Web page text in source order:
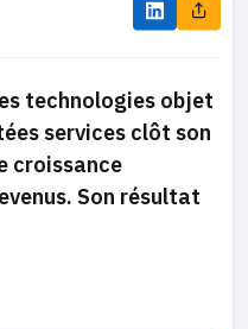
technologies objet
services clôt son
croissance
Son résultat